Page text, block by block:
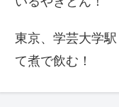
東京、学芸大学
て煮で飲む！